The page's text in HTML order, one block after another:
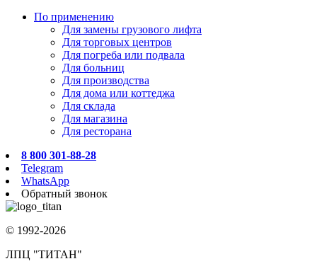
По применению
Для замены грузового лифта
Для торговых центров
Для погреба или подвала
Для больниц
Для производства
Для дома или коттеджа
Для склада
Для магазина
Для ресторана
8 800 301-88-28
Telegram
WhatsApp
Обратный звонок
© 1992-2026
ЛПЦ "ТИТАН"